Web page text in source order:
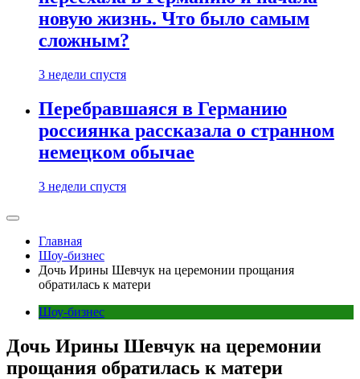
новую жизнь. Что было самым
сложным?
3 недели спустя
Перебравшаяся в Германию
россиянка рассказала о странном
немецком обычае
3 недели спустя
Главная
Шоу-бизнес
Дочь Ирины Шевчук на церемонии прощания
обратилась к матери
Шоу-бизнес
Дочь Ирины Шевчук на церемонии
прощания обратилась к матери